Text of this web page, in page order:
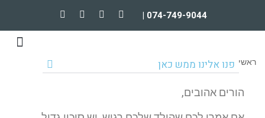
074-749-9044 |
פנו אלינו ממש כאן ראשי
הורים אהובים,